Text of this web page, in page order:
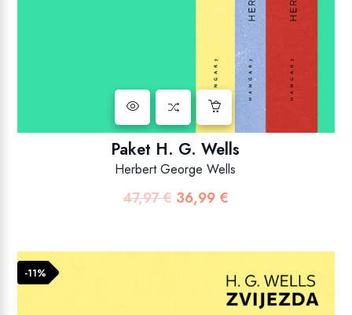
Paket H. G. Wells
Herbert George Wells
47,97€ Izvorna
je:
36,99 €Trenutna
36,99 €.
-11%